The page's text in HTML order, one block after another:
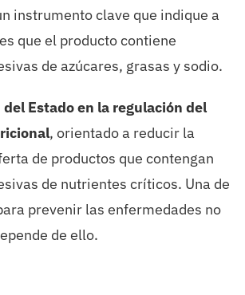
instrumento clave que indique a
que el producto contiene
de azúcares, grasas y sodio.
Estado en la regulación del
, orientado a reducir la
de productos que contengan
de nutrientes críticos. Una de
prevenir las enfermedades no
de ello.